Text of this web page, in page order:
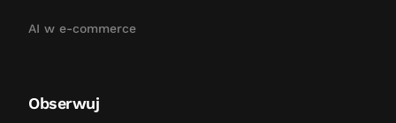
AI w e-commerce
Obserwuj